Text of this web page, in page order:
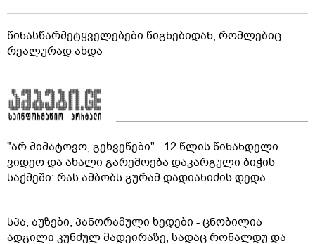
წინასწარმეტყველებები წიგნებიდან, რომლებიც
რეალურად ახდა
"არ მიმატოვო, გეხვეწები" - 12 წლის წინანდელი
ვიდეო და ახალი გარემოება დაკარგული ბიჭის
საქმეში: რას ამბობს გურამ დადიანიძის დედა
სპა, აუზები, პანორამული ხედები - ცნობილია
ადგილი კუნძულ მადეირაზე, სადაც რონალდუ და